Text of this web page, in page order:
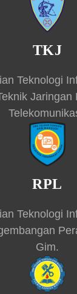
TKJ
Teknologi
Jaringan
RPL
Teknologi
Gim.